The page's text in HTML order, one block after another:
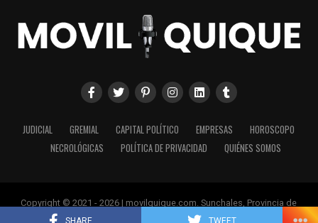
SHARE TWEET
JUDICIAL GREMIAL CAPITAL POLÍTICO EMPRESAS
HOROSCOPO
NECROLÓGICAS
POLÍTICA DE PRIVACIDAD QUIÉNES SOMOS
Copyright © 2021 - 2026 | movilquique.com. Sunchales, Provincia de